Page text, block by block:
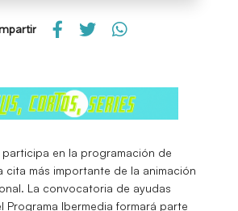
participa en la programación de
cita más importante de la animación
La convocatoria de ayudas
Programa Ibermedia formará parte